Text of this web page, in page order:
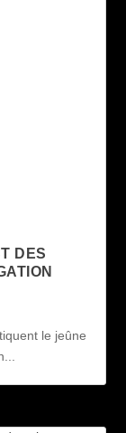
DES
le jeûne